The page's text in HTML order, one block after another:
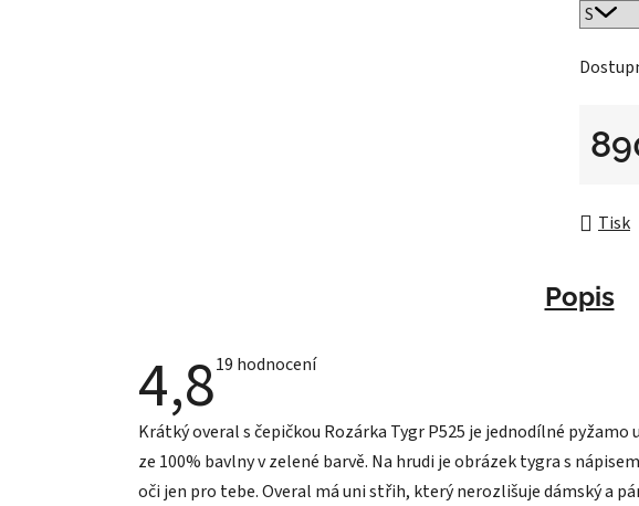
Tisk
Popis
4,8Průměrné
4,8
5
hvězdiček.
19 hodnocení
Krátký overal s čepičkou Rozárka Tygr P525 je jednodílné pyžamo
ze 100% bavlny v zelené barvě. Na hrudi je obrázek tygra s
oči jen pro tebe. Overal má uni střih, který nerozlišuje dámský a